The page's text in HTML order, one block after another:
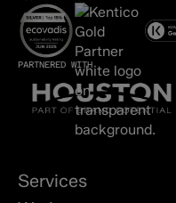
PARTNERED WITH
Services